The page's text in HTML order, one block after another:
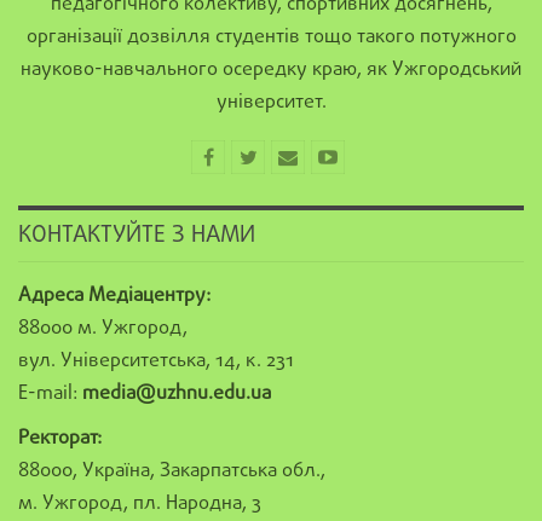
організації дозвілля студентів тощо такого потужного
науково-навчального осередку краю, як Ужгородський
університет.
КОНТАКТУЙТЕ З НАМИ
Адреса Медіацентру:
88000 м. Ужгород,
вул. Університетська, 14, к. 231
E-mail: media@uzhnu.edu.ua
Ректорат:
88000, Україна, Закарпатська обл.,
м. Ужгород, пл. Народна, 3